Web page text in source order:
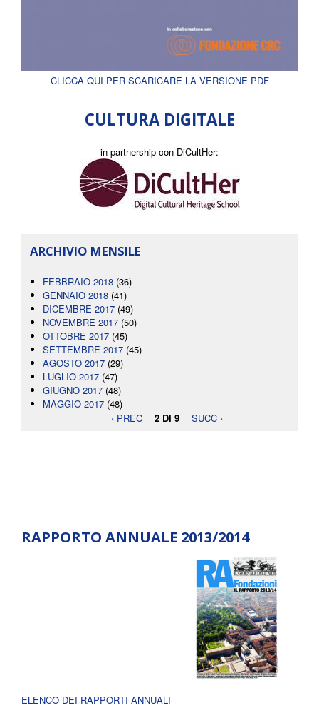
CLICCA QUI PER SCARICARE LA VERSIONE PDF
CULTURA DIGITALE
in partnership con DiCultHer:
ARCHIVIO MENSILE
FEBBRAIO 2018 (36)
GENNAIO 2018 (41)
DICEMBRE 2017 (49)
NOVEMBRE 2017 (50)
OTTOBRE 2017 (45)
SETTEMBRE 2017 (45)
AGOSTO 2017 (29)
LUGLIO 2017 (47)
GIUGNO 2017 (48)
MAGGIO 2017 (48)
‹ PREC
2 DI 9 SUCC ›
RAPPORTO ANNUALE 2013/2014
ELENCO DEI RAPPORTI ANNUALI